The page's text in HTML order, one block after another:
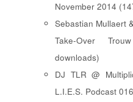
November 2014
Sebastian Mullaert
Take-Over
downloads)
DJ TLR @
L.I.E.S. Podcast